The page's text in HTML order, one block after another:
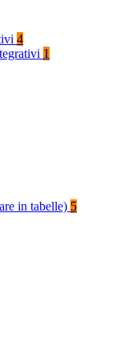
4
1
in tabelle) 5